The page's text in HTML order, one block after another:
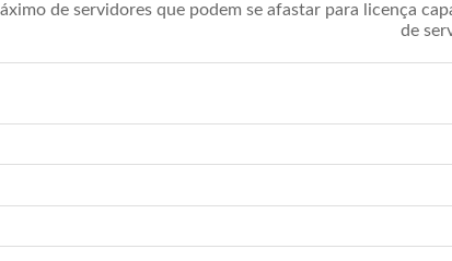
de servidores que podem se afastar para licença
de